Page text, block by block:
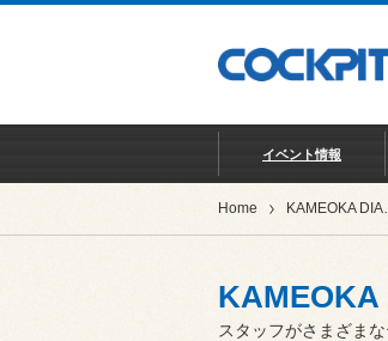
イベント情報
Home
KAMEOKA
スタッフがさまざま